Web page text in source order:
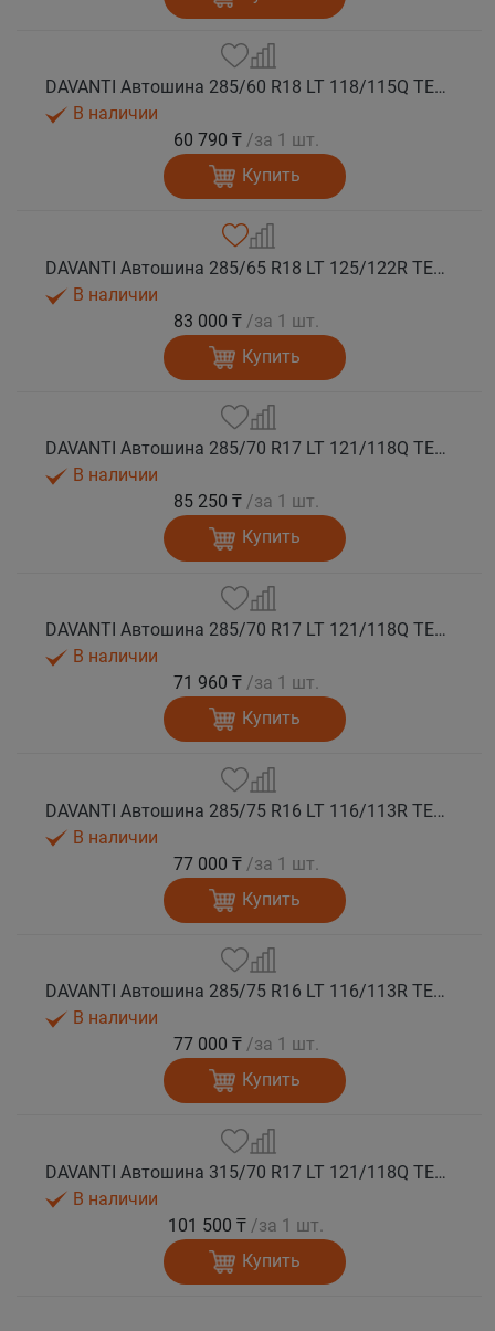
DAVANTI Автошина 285/60 R18 LT 118/115Q TERRATOURA A/T RWL 8PR RPR M+S
В наличии
60 790 ₸ /за 1 шт.
Купить
DAVANTI Автошина 285/65 R18 LT 125/122R TERRATOURA A/T RBL 10PR M+S
В наличии
83 000 ₸ /за 1 шт.
Купить
DAVANTI Автошина 285/70 R17 LT 121/118Q TERRATOURA A/T RBL 8PR RPR M+S
В наличии
85 250 ₸ /за 1 шт.
Купить
DAVANTI Автошина 285/70 R17 LT 121/118Q TERRATOURA A/T RWL 8PR RPR M+S
В наличии
71 960 ₸ /за 1 шт.
Купить
DAVANTI Автошина 285/75 R16 LT 116/113R TERRATOURA A/T RBL 6PR RPR M+S
В наличии
77 000 ₸ /за 1 шт.
Купить
DAVANTI Автошина 285/75 R16 LT 116/113R TERRATOURA A/T RWL 6PR RPR M+S
В наличии
77 000 ₸ /за 1 шт.
Купить
DAVANTI Автошина 315/70 R17 LT 121/118Q TERRATOURA A/T RBL 8PR RPR M+S
В наличии
101 500 ₸ /за 1 шт.
Купить